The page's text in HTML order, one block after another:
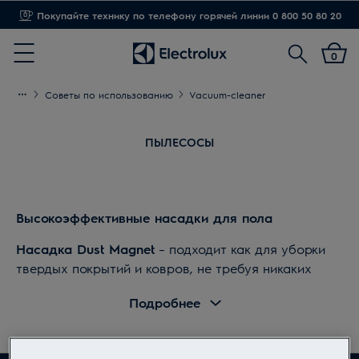
Покупайте технику по телефону горячей линии 0 800 50 80 20
Menu
Поиск 0
Советы по использованию Vacuum-cleaner
ПЫЛЕСОСЫ
Высокоэффективные насадки для пола
Насадка Dust Magnet – подходит как для уборки
твердых покрытий и ковров, не требуя никаких
скольжения на любых поверхностях. Уникальная
Подробнее